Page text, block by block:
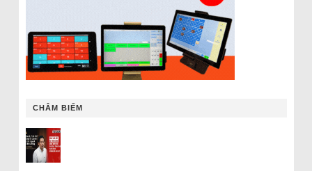
CHÂM BIẾM